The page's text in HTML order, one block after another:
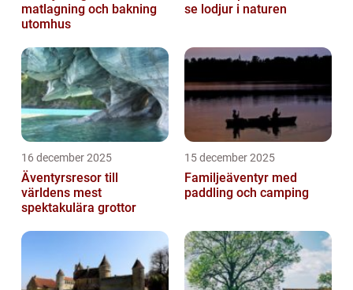
matlagning och bakning
utomhus
se lodjur i naturen
16 december 2025
Äventyrsresor till
världens mest
spektakulära grottor
15 december 2025
Familjeäventyr med
paddling och camping